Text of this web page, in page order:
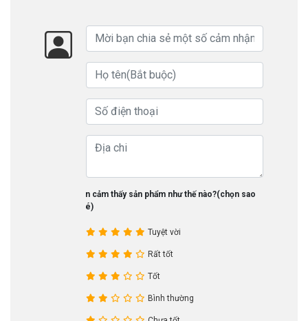
Bạn cảm thấy sản phẩm như thế nào?(chọn sao
nhé)
Tuyệt vời
Rất tốt
Tốt
Bình thường